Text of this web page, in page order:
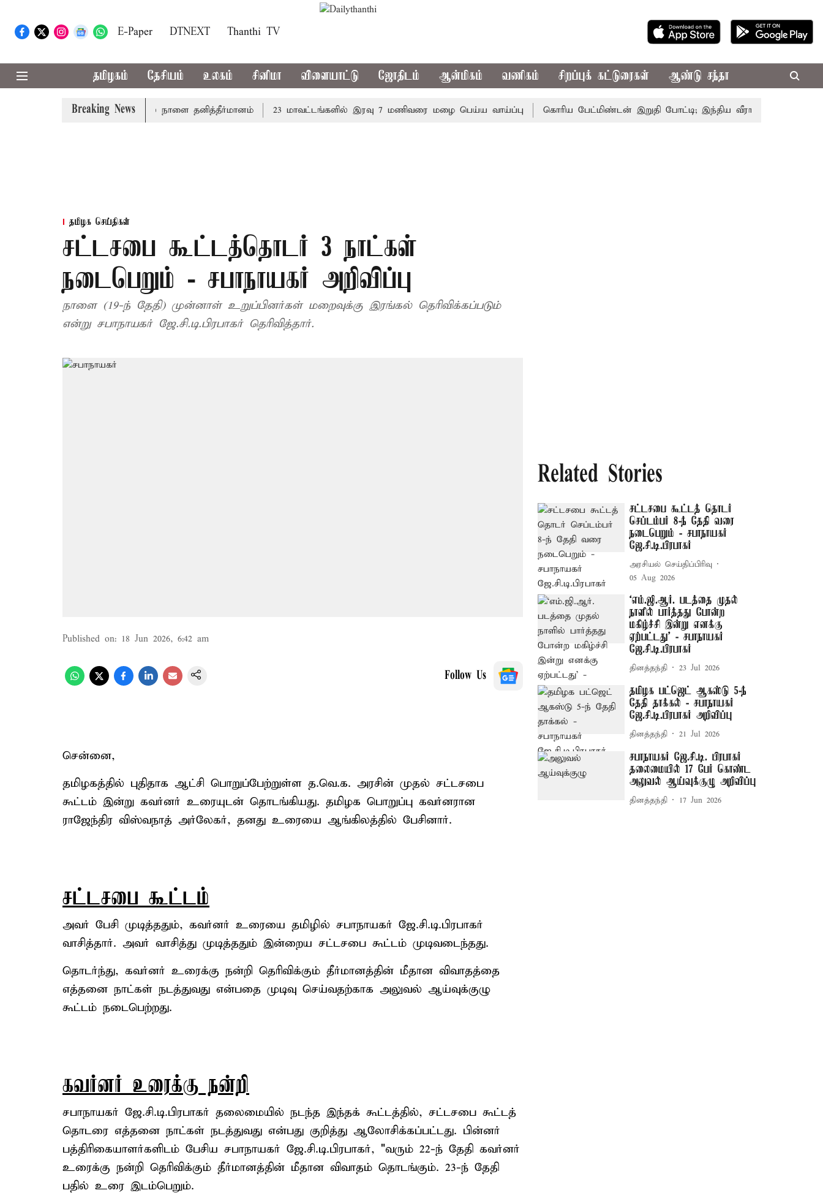
E-Paper DTNEXT Thanthi TV
தமிழகம் தேசியம் உலகம் சினிமா விளையாட்டு ஜோதிடம் ஆன்மிகம் வணிகம் சிறப்புக் கட்டுரைகள் ஆண்டு சந்தா
Breaking News
வாழ்த்து: சட்டமன்றத்தில் நாளை தனித்தீர்மானம் 23 மாவட்டங்களில் இரவு 7 மணிவரை மழை பெய்ய வாய்ப்பு கொரிய பேட்மிண்டன் இறுதி போட்டி; இந்திய வீராங்கனை சாம்பியன்
தமிழக செய்திகள்
சட்டசபை கூட்டத்தொடர் 3 நாட்கள்
நடைபெறும் - சபாநாயகர் அறிவிப்பு
நாளை (19-ந் தேதி) முன்னாள் உறுப்பினர்கள் மறைவுக்கு இரங்கல் தெரிவிக்கப்படும்
என்று சபாநாயகர் ஜே.சி.டி.பிரபாகர் தெரிவித்தார்.
Published on: 18 Jun 2026, 6:42 am
Follow Us
சென்னை,
தமிழகத்தில் புதிதாக ஆட்சி பொறுப்பேற்றுள்ள த.வெ.க. அரசின் முதல் சட்டசபை
கூட்டம் இன்று கவர்னர் உரையுடன் தொடங்கியது. தமிழக பொறுப்பு கவர்னரான
ராஜேந்திர விஸ்வநாத் அர்லேகர், தனது உரையை ஆங்கிலத்தில் பேசினார்.
சட்டசபை கூட்டம்
அவர் பேசி முடித்ததும், கவர்னர் உரையை தமிழில் சபாநாயகர் ஜே.சி.டி.பிரபாகர்
வாசித்தார். அவர் வாசித்து முடித்ததும் இன்றைய சட்டசபை கூட்டம் முடிவடைந்தது.
தொடர்ந்து, கவர்னர் உரைக்கு நன்றி தெரிவிக்கும் தீர்மானத்தின் மீதான விவாதத்தை
எத்தனை நாட்கள் நடத்துவது என்பதை முடிவு செய்வதற்காக அலுவல் ஆய்வுக்குழு
கூட்டம் நடைபெற்றது.
கவர்னர் உரைக்கு நன்றி
சபாநாயகர் ஜே.சி.டி.பிரபாகர் தலைமையில் நடந்த இந்தக் கூட்டத்தில், சட்டசபை கூட்டத்
தொடரை எத்தனை நாட்கள் நடத்துவது என்பது குறித்து ஆலோசிக்கப்பட்டது. பின்னர்
பத்திரிகையாளர்களிடம் பேசிய சபாநாயகர் ஜே.சி.டி.பிரபாகர், "வரும் 22-ந் தேதி கவர்னர்
உரைக்கு நன்றி தெரிவிக்கும் தீர்மானத்தின் மீதான விவாதம் தொடங்கும். 23-ந் தேதி
பதில் உரை இடம்பெறும்.
Related Stories
சட்டசபை கூட்டத் தொடர்
செப்டம்பர் 8-ந் தேதி வரை
நடைபெறும் - சபாநாயகர்
ஜே.சி.டி.பிரபாகர்
அரசியல் செய்திப்பிரிவு
05 Aug 2026
‘எம்.ஜி.ஆர். படத்தை முதல்
நாளில் பார்த்தது போன்ற
மகிழ்ச்சி இன்று எனக்கு
ஏற்பட்டது’ - சபாநாயகர்
ஜே.சி.டி.பிரபாகர்
தினத்தந்தி 23 Jul 2026
தமிழக பட்ஜெட் ஆகஸ்டு 5-ந்
தேதி தாக்கல் - சபாநாயகர்
ஜே.சி.டி.பிரபாகர் அறிவிப்பு
தினத்தந்தி 21 Jul 2026
சபாநாயகர் ஜே.சி.டி. பிரபாகர்
தலைமையில் 17 பேர் கொண்ட
அலுவல் ஆய்வுக்குழு அறிவிப்பு
தினத்தந்தி 17 Jun 2026